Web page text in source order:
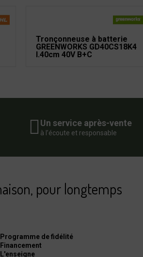
Tronçonneuse à batterie
GREENWORKS GD40CS18K4
l.40cm 40V B+C
Un service après-vente
à l’écoute et responsable
pour longtemps
Programme de fidélité
Financement
L'enseigne